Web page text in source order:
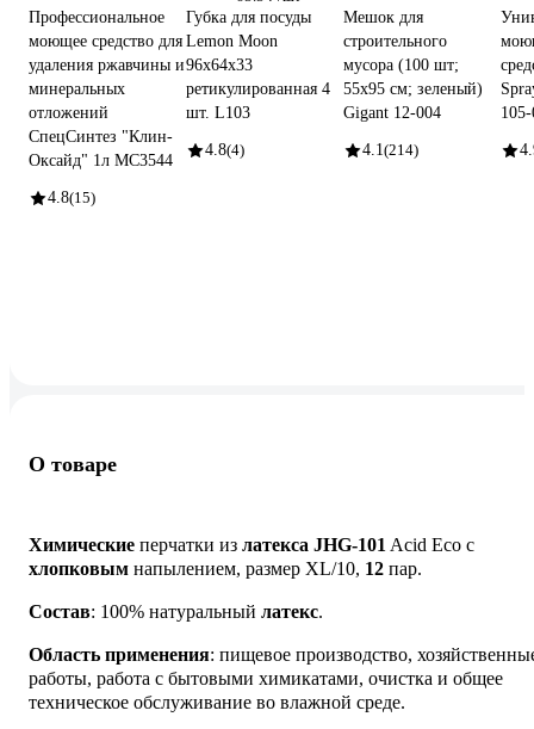
Профессиональное
моющее средство для
удаления ржавчины и
минеральных
отложений
СпецСинтез "Клин-
Оксайд" 1л МС3544
4.8(15)
Губка для посуды
Lemon Moon
96x64x33
ретикулированная 4
шт. L103
4.8(4)
Мешок для
строительного
мусора (100 шт;
55х95 см; зеленый)
Gigant 12-004
4.1 (214)
О товаре
Химические перчатки из латекса JHG-101 Acid Eco с
хлопковым напылением, размер XL/10, 12 пар.
Состав: 100% натуральный латекс.
Область применения: пищевое производство,
работы, работа с бытовыми химикатами, очистка и общее
техническое обслуживание во влажной среде.